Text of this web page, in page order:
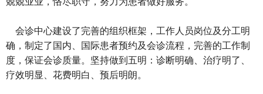
会诊中心建设了完善的组织框架，工作人员岗位及分工明
确，制定了国内、国际患者预约及会诊流程，完善的工作制
度，保证会诊质量。坚持做到五明：诊断明确、治疗明了、
疗效明显、花费明白、预后明朗。